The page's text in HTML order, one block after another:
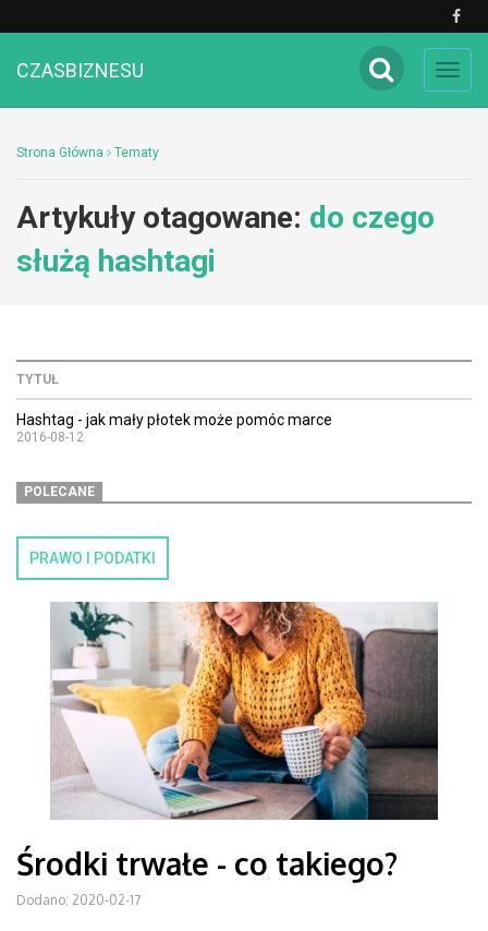
CZASBIZNESU
Strona Główna Tematy
Artykuły otagowane: do czego
służą hashtagi
TYTUŁ
Hashtag - jak mały płotek może pomóc marce
2016-08-12
POLECANE
PRAWO I PODATKI
Środki trwałe - co takiego?
Dodano: 2020-02-17